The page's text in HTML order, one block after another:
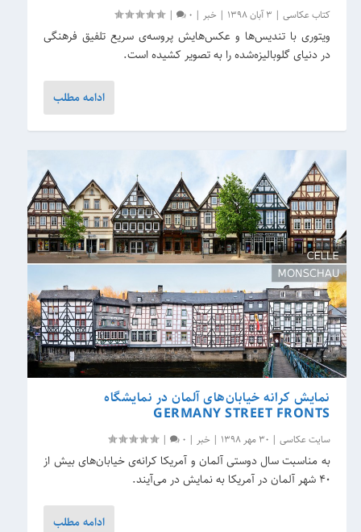
کتاب عکاسی | 3 آبان 1398 | خبر |
0
|
ویتوری با تندیس‌ها و عکس‌هایش پروسه‌ی سریع تلفیق فرهنگی
در دنیای گلوبالیزه‌شده را به تصویر کشیده است.
ادامه مطلب
نمایش کرانه خیابان‌های آلمان در نمایشگاه
GERMANY STREET FRONTS
سایت عکاسی | 30 مهر 1398 | خبر |
0
|
به مناسبت سال دوستی آلمان و آمریکا کرانه‌ی خیابان‌های بیش از
40 شهر آلمان در آمریکا به نمایش در می‌آیند.
ادامه مطلب